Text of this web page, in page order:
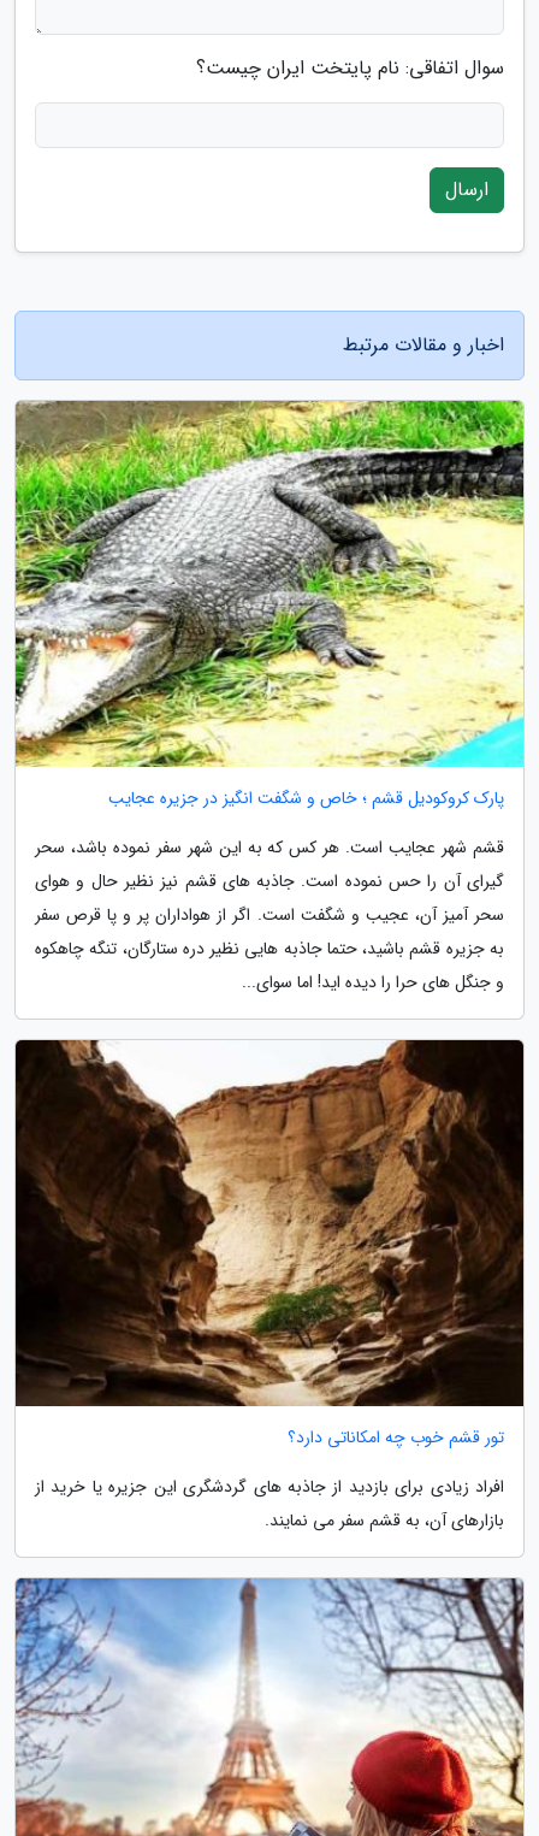
سوال اتفاقی: نام پایتخت ایران چیست؟
ارسال
اخبار و مقالات مرتبط
پارک کروکودیل قشم ؛ خاص و شگفت انگیز در جزیره عجایب
قشم شهر عجایب است. هر کس که به این شهر سفر نموده باشد، سحر
گیرای آن را حس نموده است. جاذبه های قشم نیز نظیر حال و هوای
سحر آمیز آن، عجیب و شگفت است. اگر از هواداران پر و پا قرص سفر
به جزیره قشم باشید، حتما جاذبه هایی نظیر دره ستارگان، تنگه چاهکوه
و جنگل های حرا را دیده اید! اما سوای...
تور قشم خوب چه امکاناتی دارد؟
افراد زیادی برای بازدید از جاذبه های گردشگری این جزیره یا خرید از
بازارهای آن، به قشم سفر می نمایند.